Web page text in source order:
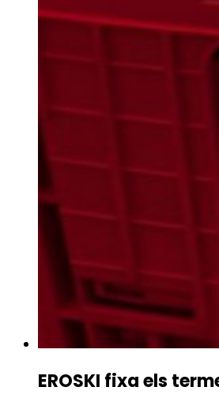
EROSKI fixa els